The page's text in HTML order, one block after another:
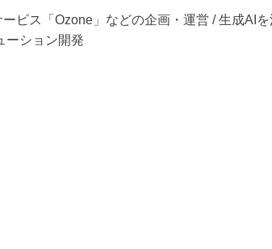
ビス「Ozone」などの企画・運営 / 生成AIを
ーション開発